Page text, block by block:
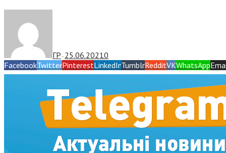
ГР — 25.06.20210
FacebookTwitterPinterestLinkedInTumblrRedditVKWhatsApp